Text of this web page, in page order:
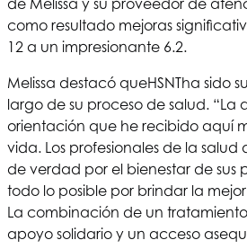
como resultado mejoras
12 a un impresionante 6.2.
Melissa destacó queHSNTha sido
largo de su proceso de salud. “La
orientación que he recibido aquí
vida. Los profesionales de la salud
de verdad por el bienestar de sus
todo lo posible por brindar la
La combinación de un
apoyo solidario y un acceso